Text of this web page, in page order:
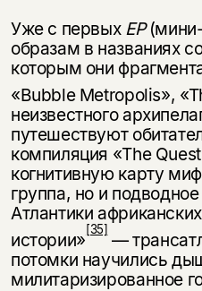
Уже с первых EP
образам в названиях
которым они
«Bubble Metropolis»,
неизвестного
путешествуют
компиляция «The
когнитивную карту
группа, но и
Атлантики
истории»[35]—
потомки научились
милитаризированное